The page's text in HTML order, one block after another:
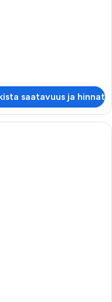
saatavuus ja hinnat